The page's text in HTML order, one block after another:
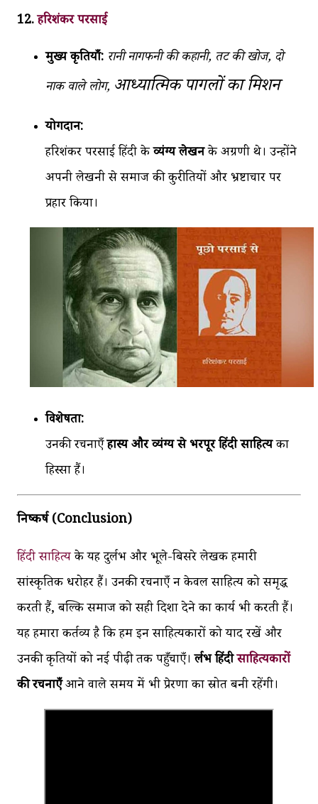
12.हरिशंकर परसाई
मुख्य कृतियाँ: रानी नागफनी की कहानी, तट की खोज, दो
नाक वाले लोग, आध्यात्मिक पागलों का मिशन
योगदान:
हरिशंकर परसाई हिंदी केव्यंग्य लेखनके अग्रणी थे। उन्होंने
अपनी लेखनी से समाज की कुरीतियों और भ्रष्टाचार पर
प्रहार किया।
विशेषता:
उनकी रचनाएँहास्य और व्यंग्य से भरपूर हिंदी साहित्यका
हिस्सा हैं।
निष्कर्ष (Conclusion)
हिंदी साहित्यके यह दुर्लभ और भूले-बिसरे लेखक हमारी
सांस्कृतिक धरोहर हैं। उनकी रचनाएँ न केवल साहित्य को समृद्ध
करती हैं, बल्कि समाज को सही दिशा देने का कार्य भी करती हैं।
यह हमारा कर्तव्य है कि हम इन साहित्यकारों को याद रखें और
उनकी कृतियों को नई पीढ़ी तक पहुँचाएँ।दुर्लभ हिंदीसाहित्यकारों
की रचनाएँआने वाले समय में भी प्रेरणा का स्रोत बनी रहेंगी।